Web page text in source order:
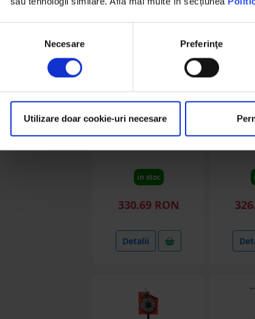
consimțământului
Necesare Preferinţe
Utilizare doar cookie-uri necesare
Tun aer umflat roti cu
36L Breckner Germany
in stoc
330.69 RON
Detalii
Set
camion